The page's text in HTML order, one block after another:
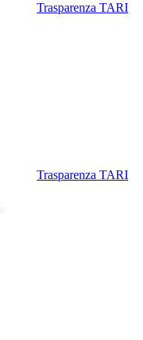
Trasparenza TARI
Trasparenza TARI